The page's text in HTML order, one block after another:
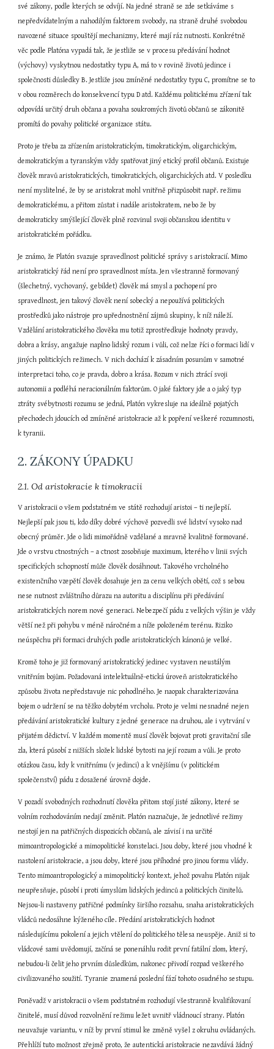
své zákony, podle kterých se odvíjí. Na jedné straně se zde setkáváme s
nepředvídatelným a nahodilým faktorem svobody, na straně druhé svobodou
navozené situace spouštějí mechanizmy, které mají ráz nutnosti. Konkrétně
věc podle Platóna vypadá tak, že jestliže se v procesu předávání hodnot
(výchovy) vyskytnou nedostatky typu A, má to v rovině životů jedince i
společnosti důsledky B. Jestliže jsou zmíněné nedostatky typu C, promítne se to
v obou rozměrech do konsekvencí typu D atd. Každému politickému zřízení tak
odpovídá určitý druh občana a povaha soukromých životů občanů se zákonitě
promítá do povahy politické organizace státu.
Proto je třeba za zřízením aristokratickým, timokratickým, oligarchickým,
demokratickým a tyranským vždy spatřovat jiný etický profil občanů. Existuje
člověk mravů aristokratických, timokratických, oligarchických atd. V posledku
není myslitelné, že by se aristokrat mohl vnitřně přizpůsobit např. režimu
demokratickému, a přitom zůstat i nadále aristokratem, nebo že by
demokraticky smýšlející člověk plně rozvinul svoji občanskou identitu v
aristokratickém pořádku.
Je známo, že Platón svazuje spravedlnost politické správy s aristokracií. Mimo
aristokratický řád není pro spravedlnost místa. Jen všestranně formovaný
(šlechetný, vychovaný, gebildet) člověk má smysl a pochopení pro
spravedlnost, jen takový člověk není sobecký a nepoužívá politických
prostředků jako nástroje pro upřednostnění zájmů skupiny, k níž náleží.
Vzdělání aristokratického člověka mu totiž zprostředkuje hodnoty pravdy,
dobra a krásy, angažuje naplno lidský rozum i vůli, což nelze říci o formaci lidí v
jiných politických režimech. V nich dochází k zásadním posunům v samotné
interpretaci toho, co je pravda, dobro a krása. Rozum v nich ztrácí svoji
autonomii a podléhá neracionálním faktorům. O jaké faktory jde a o jaký typ
ztráty svébytnosti rozumu se jedná, Platón vykresluje na ideálně pojatých
přechodech jdoucích od zmíněné aristokracie až k popření veškeré rozumnosti,
k tyranii.
2. ZÁKONY ÚPADKU
2.1. Od aristokracie k timokracii
V aristokracii o všem podstatném ve státě rozhodují aristoi – ti nejlepší.
Nejlepší pak jsou ti, kdo díky dobré výchově pozvedli své lidství vysoko nad
obecný průměr. Jde o lidi mimořádně vzdělané a mravně kvalitně formované.
Jde o vrstvu ctnostných – a ctnost zosobňuje maximum, kterého v linii svých
specifických schopností může člověk dosáhnout. Takového vrcholného
existenčního vzepětí člověk dosahuje jen za cenu velkých obětí, což s sebou
nese nutnost zvláštního důrazu na autoritu a disciplínu při předávání
aristokratických norem nové generaci. Nebezpečí pádu z velkých výšin je vždy
větší než při pohybu v méně náročném a níže položeném terénu. Riziko
neúspěchu při formaci druhých podle aristokratických kánonů je velké.
Kromě toho je již formovaný aristokratický jedinec vystaven neustálým
vnitřním bojům. Požadovaná intelektuálně-etická úroveň aristokratického
způsobu života nepředstavuje nic pohodlného. Je naopak charakterizována
bojem o udržení se na těžko dobytém vrcholu. Proto je velmi nesnadné nejen
předávání aristokratické kultury z jedné generace na druhou, ale i vytrvání v
přijatém dědictví. V každém momentě musí člověk bojovat proti gravitační síle
zla, která působí z nižších složek lidské bytosti na její rozum a vůli. Je proto
otázkou času, kdy k vnitřnímu (v jedinci) a k vnějšímu (v politickém
společenství) pádu z dosažené úrovně dojde.
V pozadí svobodných rozhodnutí člověka přitom stojí jisté zákony, které se
volním rozhodováním nedají změnit. Platón naznačuje, že jednotlivé režimy
nestojí jen na patřičných dispozicích občanů, ale závisí i na určité
mimoantropologické a mimopolitické konstelaci. Jsou doby, které jsou vhodné k
nastolení aristokracie, a jsou doby, které jsou příhodné pro jinou formu vlády.
Tento mimoantropologický a mimopolitický kontext, jehož povahu Platón nijak
neupřesňuje, působí i proti úmyslům lidských jedinců a politických činitelů.
Nejsou-li nastaveny patřičné podmínky širšího rozsahu, snaha aristokratických
vládců nedosáhne kýženého cíle. Předání aristokratických hodnot
následujícímu pokolení a jejich vtělení do politického tělesa neuspěje. Aniž si to
vládcové sami uvědomují, začíná se ponenáhlu rodit první fatální zlom, který,
nebudou-li čelit jeho prvním důsledkům, nakonec přivodí rozpad veškerého
civilizovaného soužití. Tyranie znamená poslední fází tohoto osudného sestupu.
Poněvadž v aristokracii o všem podstatném rozhodují všestranně kvalifikovaní
činitelé, musí důvod rozvolnění režimu ležet uvnitř vládnoucí strany. Platón
neuvažuje variantu, v níž by první stimul ke změně vyšel z okruhu ovládaných.
Přehlíží tuto možnost zřejmě proto, že autentická aristokracie nezavdává žádný